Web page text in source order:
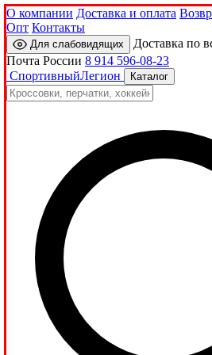
О компании Доставка и оплата
Опт Контакты
Для слабовидящих
Доставка по
Почта России 8 914 596-08-23
СпортивныйЛегион Каталог